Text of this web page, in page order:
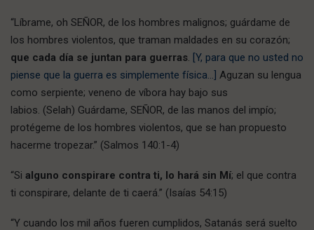
“Líbrame, oh SEÑOR, de los hombres malignos; guárdame de
los hombres violentos, que traman maldades en su corazón;
que cada día se juntan para guerras [Y, para que no usted no
piense que la guerra es simplemente física…] Aguzan su lengua
como serpiente; veneno de víbora hay bajo sus
labios. (Selah) Guárdame, SEÑOR, de las manos del impío;
protégeme de los hombres violentos, que se han propuesto
hacerme tropezar.” (Salmos 140:1-4)
“Si alguno conspirare contra ti, lo hará sin Mí; el que contra
ti conspirare, delante de ti caerá.” (Isaías 54:15)
“Y cuando los mil años fueren cumplidos, Satanás será suelto